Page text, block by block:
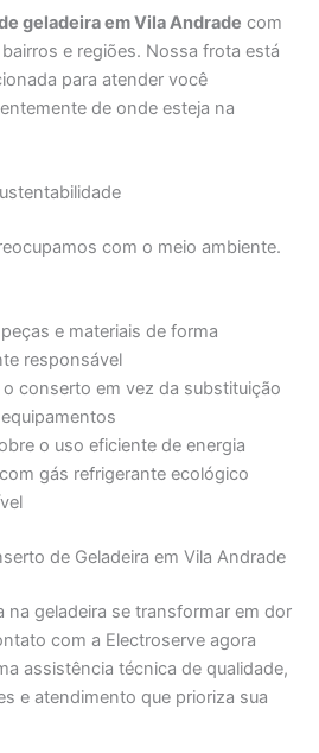
geladeira em Vila Andrade com
e regiões. Nossa frota está
para atender você
de onde esteja na
com o meio ambiente.
e materiais de forma
responsável
conserto em vez da substituição
o uso eficiente de energia
gás refrigerante ecológico
de Geladeira em Vila Andrade
na geladeira se transformar em dor
com a Electroserve agora
assistência técnica de qualidade,
e atendimento que prioriza sua